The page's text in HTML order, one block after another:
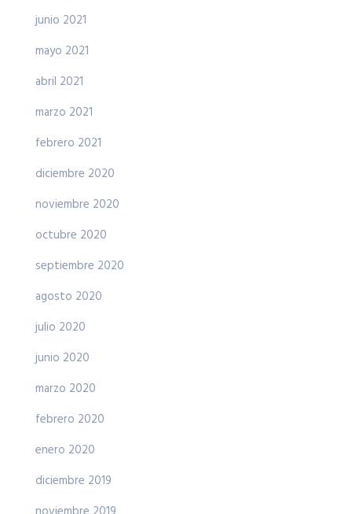
junio 2021
mayo 2021
abril 2021
marzo 2021
febrero 2021
diciembre 2020
noviembre 2020
octubre 2020
septiembre 2020
agosto 2020
julio 2020
junio 2020
marzo 2020
febrero 2020
enero 2020
diciembre 2019